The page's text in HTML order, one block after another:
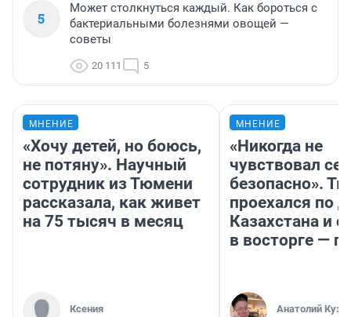
5
Может столкнуться каждый. Как бороться с
бактериальными болезнями овощей —
советы
20 111 5
МНЕНИЕ
«Хочу детей, но боюсь,
не потяну». Научный
сотрудник из Тюмени
рассказала, как живет
на 75 тысяч в месяц
Ксения
МНЕНИЕ
«Никогда не
чувствовал
безопасно».
проехался по
Казахстана и
в восторге —
Анатолий